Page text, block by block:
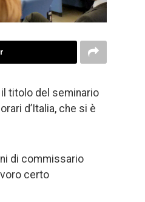
titolo del seminario
d’Italia, che si è
di commissario
certo